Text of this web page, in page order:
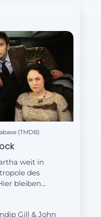
(TMDB)
weit in
des
bleiben
stecken.
Gill & John